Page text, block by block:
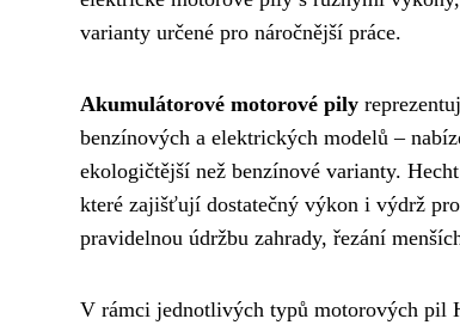
varianty určené pro náročnější práce.
Akumulátorové motorové pily
benzínových a elektrických modelů –
ekologičtější než benzínové varianty.
které zajišťují dostatečný výkon i výdrž
pravidelnou údržbu zahrady, řezání
V rámci jednotlivých typů motorových pil